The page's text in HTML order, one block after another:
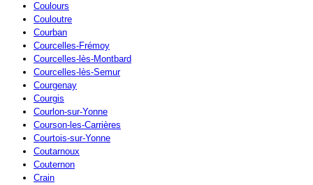
Coulours
Couloutre
Courban
Courcelles-Frémoy
Courcelles-lès-Montbard
Courcelles-lès-Semur
Courgenay
Courgis
Courlon-sur-Yonne
Courson-les-Carrières
Courtois-sur-Yonne
Coutarnoux
Couternon
Crain